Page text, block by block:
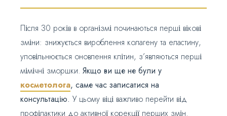
Після 30 років в організмі починаються перші вікові
зміни: знижується вироблення колагену та еластину,
уповільнюється оновлення клітин, з’являються перші
мімічні зморшки. Якщо ви ще не були у
косметолога, саме час записатися на
консультацію. У цьому віці важливо перейти від
профілактики до активної корекції перших змін.